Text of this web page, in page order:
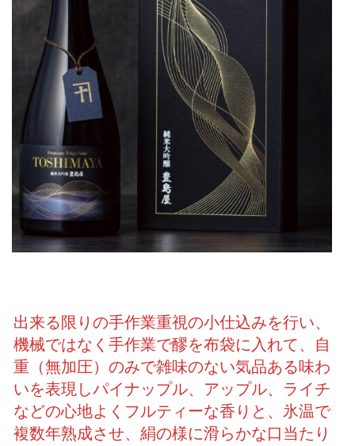
出来る限りの手作業重視の小仕込みを行い、
機械ではなく手作業で醪を布袋に入れて、自
重（無加圧）のみで雑味のない気品ある味わ
いを表現しパイナップル、アップル、ライチ
などの心地よくフルティーな香りと、氷温で
複数年熟成させ、絹の様に滑らかな口当たり